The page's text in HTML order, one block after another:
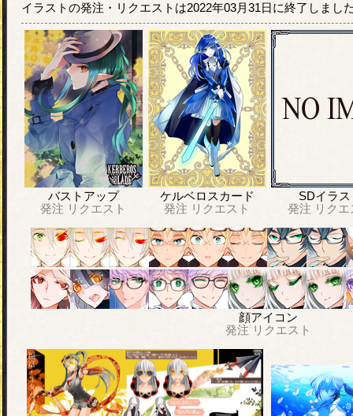
イラストの発注・リクエストは2022年03月31日に終了しまし
バストアップ
発注 リクエスト
ケルベロスカード
発注 リクエスト
SDイラス
発注 リク
顔アイコン
発注 リクエスト